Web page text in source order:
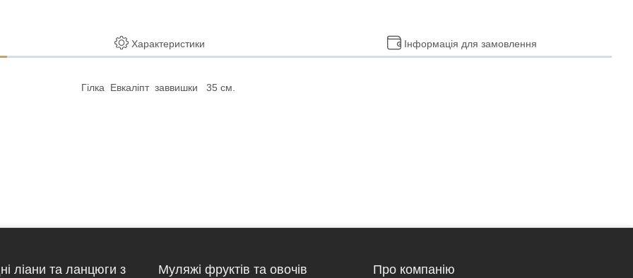
Характеристики Інформація для замовлення
Гілка Евкаліпт заввишки 35 см.
ліани та ланцюги з Муляжі фруктів та овочів Про компанію